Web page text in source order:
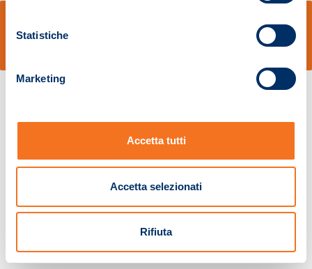
Statistiche
Marketing
Accetta tutti
Accetta selezionati
Rifiuta
Pistoia 01680210505 – R.E.A. n.155974 - Cap.Soc. € 2.000.000,00 i.v. La
Società adotta il Codice Etico D.lgs. 231/01